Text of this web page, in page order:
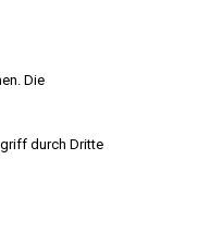
Die
durch Dritte